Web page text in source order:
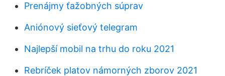
Prenájmy ťažobných súprav
Aniónový sieťový telegram
Najlepší mobil na trhu do roku 2021
Rebríček platov námorných zborov 2021